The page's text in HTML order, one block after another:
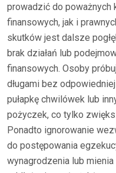
prowadzić do poważnych
finansowych, jak i
skutków jest dalsze
brak działań lub
finansowych. Osoby
długami bez
pułapkę chwilówek lub
pożyczek, co tylko
Ponadto ignorowanie
do postępowania
wynagrodzenia lub